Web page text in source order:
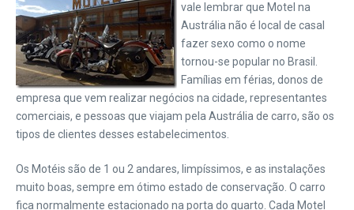
vale lembrar que Motel na
Austrália não é local de casal
fazer sexo como o nome
tornou-se popular no Brasil.
Famílias em férias, donos de
empresa que vem realizar negócios na cidade, representantes
comerciais, e pessoas que viajam pela Austrália de carro, são os
tipos de clientes desses estabelecimentos.
Os Motéis são de 1 ou 2 andares, limpíssimos, e as instalações
muito boas, sempre em ótimo estado de conservação. O carro
fica normalmente estacionado na porta do quarto. Cada Motel